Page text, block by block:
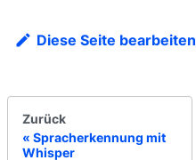
Diese Seite bearbeiten
Zurück
Spracherkennung mit
Whisper